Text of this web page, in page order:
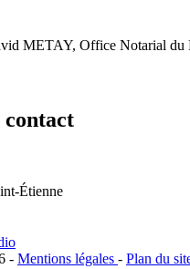
METAY, Office Notarial du
Étienne
- Mentions légales - Plan du